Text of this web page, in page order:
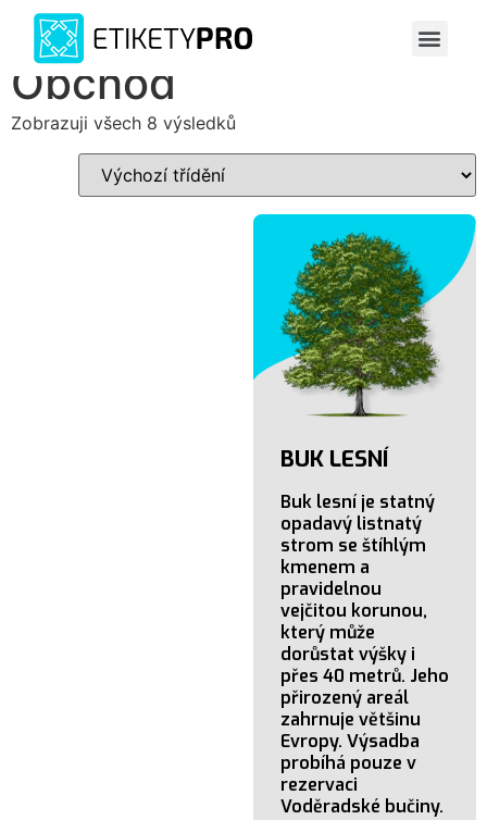
Obchod
Zobrazuji všech 8 výsledků
BUK LESNÍ
Buk lesní je statný
opadavý listnatý
strom se štíhlým
kmenem a
pravidelnou
vejčitou korunou,
který může
dorůstat výšky i
přes 40 metrů. Jeho
přirozený areál
zahrnuje většinu
Evropy. Výsadba
probíhá pouze v
rezervaci
Voděradské bučiny.